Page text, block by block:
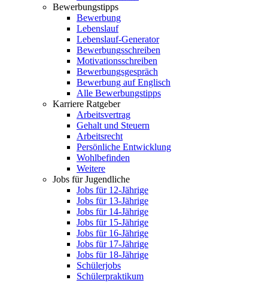
Bewerbungstipps
Bewerbung
Lebenslauf
Lebenslauf-Generator
Bewerbungsschreiben
Motivationsschreiben
Bewerbungsgespräch
Bewerbung auf Englisch
Alle Bewerbungstipps
Karriere Ratgeber
Arbeitsvertrag
Gehalt und Steuern
Arbeitsrecht
Persönliche Entwicklung
Wohlbefinden
Weitere
Jobs für Jugendliche
Jobs für 12-Jährige
Jobs für 13-Jährige
Jobs für 14-Jährige
Jobs für 15-Jährige
Jobs für 16-Jährige
Jobs für 17-Jährige
Jobs für 18-Jährige
Schülerjobs
Schülerpraktikum